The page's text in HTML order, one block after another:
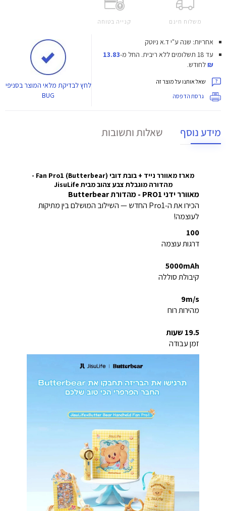
משלוח חינם קנייה בטוחה
אחריות: שנה ע"י ד.א ניוטק
עד 18 תשלומים ללא ריבית.
החל מ-13.83
₪לחודש.
שאל אותנו על מוצר זה
גרסת הדפסה
לחץלבדיקת מלאי המוצר בסניפי
BUG
מידע נוסף שאלות ותשובות
מארז מאוורר נייד + בובת דובי Fan Pro1 (Butterbear) -
מהדורה מוגבלת צבע צהוב מבית JisuLife
מאוורר ידני PRO1 - מהדורת Butterbear
הכירו את ה‑Pro1 החדש — השילוב המושלם בין מתיקות
לעוצמה!
100
דרגות עוצמה
5000mAh
קיבולת סוללה
9m/s
מהירות רוח
19.5 שעות
זמן עבודה